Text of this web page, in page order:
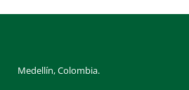
Medellín, Colombia.